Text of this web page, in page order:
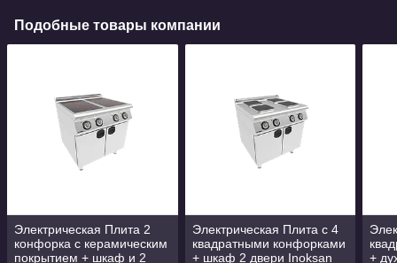
Подобные товары компании
Электрическая Плита 2
конфорка с керамическим
покрытием + шкаф и 2
Электрическая Плита с 4
квадратными конфорками
+ шкаф 2 двери Inoksan
+